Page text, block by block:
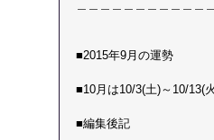
■2015年9月の運勢
■10月は10/3(土)～10/13(
■編集後記